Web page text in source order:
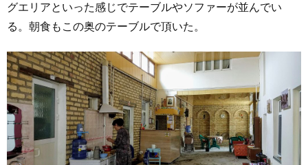
グエリアといった感じでテーブルやソファーが並んでい
る。朝食もこの奥のテーブルで頂いた。